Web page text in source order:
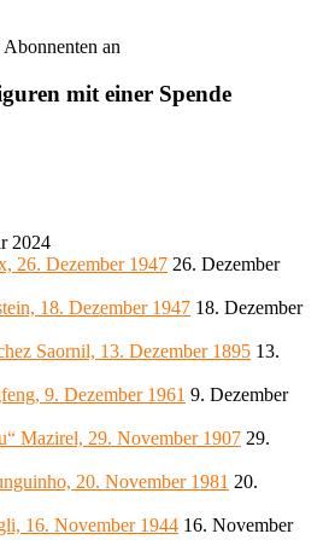
an
mit einer Spende
2024
26. Dezember 1947 26. Dezember
18. Dezember 1947 18. Dezember
Saornil, 13. Dezember 1895 13.
9. Dezember 1961 9. Dezember
Mazirel, 29. November 1907 29.
20. November 1981 20.
16. November 1944 16. November